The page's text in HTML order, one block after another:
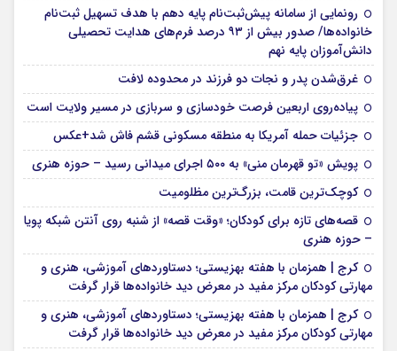
رونمایی از سامانه پیش‌ثبت‌نام پایه دهم با هدف تسهیل ثبت‌نام
خانواده‌ها/ صدور بیش از ۹۳ درصد فرم‌های هدایت تحصیلی
دانش‌آموزان پایه نهم
غرق‌شدن پدر و نجات دو فرزند در محدوده لافت
پیاده‌روی اربعین فرصت خودسازی و سربازی در مسیر ولایت است
جزئیات حمله آمریکا به منطقه مسکونی قشم فاش شد+عکس
پویش «تو قهرمان منی» به ۵۰۰ اجرای میدانی رسید – حوزه هنری
کوچک‌ترین قامت، بزرگ‌ترین مظلومیت
قصه‌های تازه برای کودکان؛ «وقت قصه» از شنبه روی آنتن شبکه پویا
– حوزه هنری
کرج | همزمان با هفته بهزیستی؛ دستاوردهای آموزشی، هنری و
مهارتی کودکان مرکز مفید در معرض دید خانواده‌ها قرار گرفت
کرج | همزمان با هفته بهزیستی؛ دستاوردهای آموزشی، هنری و
مهارتی کودکان مرکز مفید در معرض دید خانواده‌ها قرار گرفت